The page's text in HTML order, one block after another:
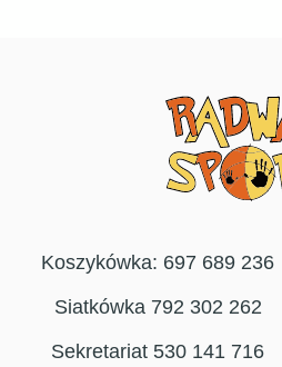
Koszykówka: 697 689 236
Siatkówka 792 302 262
Sekretariat 530 141 716